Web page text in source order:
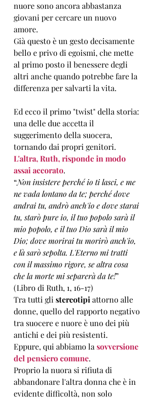
nuore sono ancora abbastanza
giovani per cercare un nuovo
amore.
Già questo è un gesto decisamente
bello e privo di egoismi, che mette
al primo posto il benessere degli
altri anche quando potrebbe fare la
differenza per salvarti la vita.
Ed ecco il primo "twist" della storia:
una delle due accetta il
suggerimento della suocera,
tornando dai propri genitori.
L'altra, Ruth, risponde in modo
assai accorato.
“Non insistere perché io ti lasci, e me
ne vada lontano da te; perché dove
andrai tu, andrò anch'io e dove starai
tu, starò pure io, il tuo popolo sarà il
mio popolo, e il tuo Dio sarà il mio
Dio; dove morirai tu morirò anch'io,
e là sarò sepolta. L'Eterno mi tratti
con il massimo rigore, se altra cosa
che la morte mi separerà da te!”
(Libro di Ruth, 1, 16-17)
Tra tutti gli stereotipi attorno alle
donne, quello del rapporto negativo
tra suocere e nuore è uno dei più
antichi e dei più resistenti.
Eppure, qui abbiamo la sovversione
del pensiero comune.
Proprio la nuora si rifiuta di
abbandonare l'altra donna che è in
evidente difficoltà, non solo